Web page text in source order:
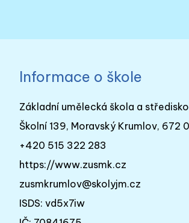
Informace o škole
Základní umělecká škola a
Školní 139, Moravský Krumlov, 672
+420 515 322 283
https://www.zusmk.cz
zusmkrumlov@skolyjm.cz
ISDS: vd5x7iw